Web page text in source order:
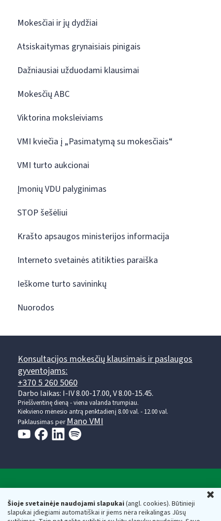
Šioje svetainėje naudojami slapukai(angl. cookies). Būtinieji
slapukai įdiegiami automatiškai ir jiems nėra reikalingas Jūsų
Mokesčiai ir jų dydžiai
Atsiskaitymas grynaisiais pinigais
Dažniausiai užduodami klausimai
Mokesčių ABC
Viktorina moksleiviams
VMI kviečia į „Pasimatymą su mokesčiais“
VMI turto aukcionai
Įmonių VDU palyginimas
STOP šešėliui
Krašto apsaugos ministerijos informacija
Interneto svetainės atitikties paraiška
Ieškome turto savininkų
Nuorodos
Konsultacijos mokesčių klausimais ir paslaugos
gyventojams:
+370 5 260 5060
Darbo laikas: I-IV 8.00-17.00, V 8.00-15.45.
Prieššventinę dieną - viena valanda trumpiau.
Kiekvieno mėnesio antrą penktadienį 8.00 val. - 12.00 val.
Paklausimas per Mano VMI
Respublikos finansų ministerijos